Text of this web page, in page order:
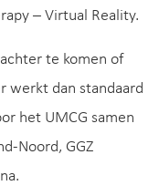
– Virtual Reality.
te komen of
werkt dan standaard
het UMCG samen
Noord, GGZ